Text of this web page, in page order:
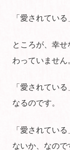
「愛されてい
ところが、幸
わっていません
「愛されてい
なるのです。
「愛されてい
ないか、なので